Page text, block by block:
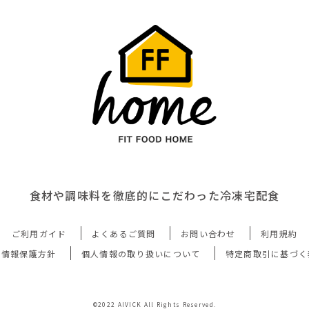
食材や調味料を徹底的にこだわった冷凍宅配食
ご利用ガイド よくあるご質問 お問い合わせ
利用規約
報保護方針
個人情報の取り扱いについて 特定商取引に基づ
©2022 AIVICK All Rights Reserved.